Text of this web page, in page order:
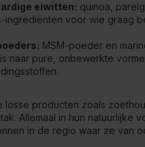
eiwitten: quinoa,
ingrediënten voor wie graag
MSM-poeder en
naar pure, onbewerkte
producten zoals
Allemaal in hun natuurlijke
in de regio waar ze van